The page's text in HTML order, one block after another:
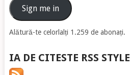
emailSign me in
Alătură-te celorlalți 1.259 de abonați.
IA DE CITESTE RSS STYLE